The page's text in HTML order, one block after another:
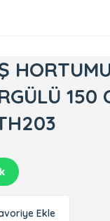
150
Ekle